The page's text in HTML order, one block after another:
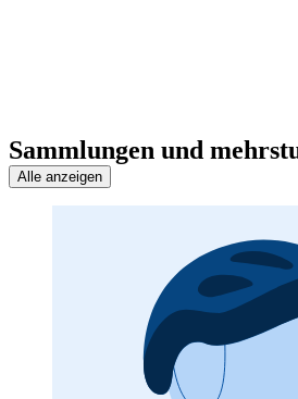
Sammlungen und
Alle anzeigen